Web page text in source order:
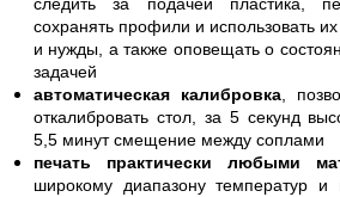
сохранять профили и использовать
и нужды, а также оповещать о
задачей
автоматическая калибровка,
откалибровать стол, за 5 секунд
5,5 минут смещение между соплами
печать практически любыми
широкому диапазону температур и